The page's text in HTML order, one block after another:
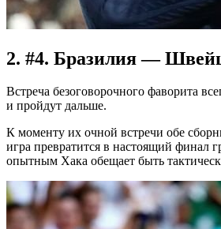
2. #4. Бразилия —
Встреча безоговорочного фаворита
и пройдут дальше.
К моменту их очной встречи обе
игра превратится в настоящий финал
опытным Хака обещает быть